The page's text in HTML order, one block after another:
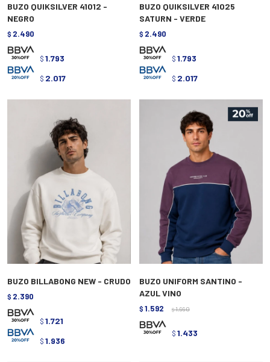
BUZO QUIKSILVER 41012 -
NEGRO
$ 2.490
$ 1.793
$ 2.017
BUZO QUIKSILVER 41025
SATURN - VERDE
$ 2.490
$ 1.793
$ 2.017
BUZO BILLABONG NEW - CRUDO
$ 2.390
$ 1.721
$ 1.936
BUZO UNIFORM SANTINO -
AZUL VINO
$ 1.592 $ 1.990
$ 1.433